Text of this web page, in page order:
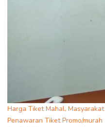
Harga Tiket Mahal,
Penawaran Tiket Promo/murah